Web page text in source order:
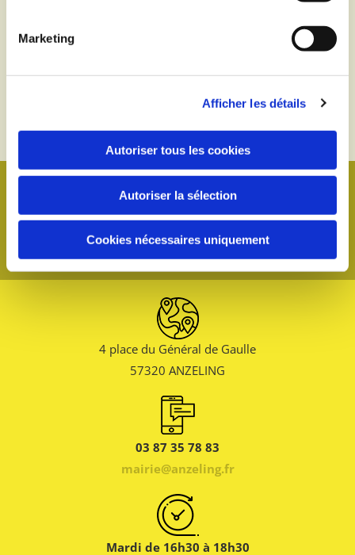
Marketing
Afficher les détails
Autoriser tous les cookies
Autoriser la sélection
Cookies nécessaires uniquement
4 place du Général de Gaulle
57320 ANZELING
03 87 35 78 83
mairie@anzeling.fr
Mardi de 16h30 à 18h30